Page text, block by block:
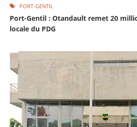
PORT-GENTIL
Port-Gentil : Otandault remet 20
locale du PDG